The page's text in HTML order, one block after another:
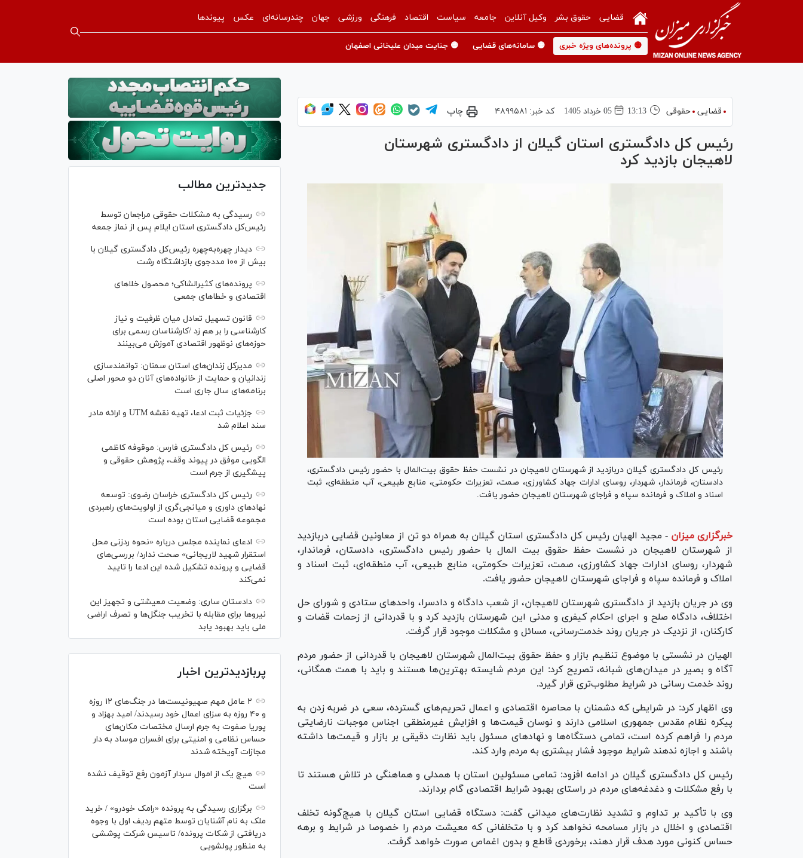
قضایی حقوق بشر وکیل آنلاین جامعه سیاست اقتصاد فرهنگی ورزشی جهان چندرسانه‌ای عکس پیوندها
🟡 پرونده‌های ویژه خبری 🟡 سامانه‌های قضایی 🟡 جنایت میدان علیخانی اصفهان
قضایی حقوقی 13:13 05 خرداد 1405 کد خبر: ۴۸۹۹۵۸۱ چاپ
رئیس کل دادگستری استان گیلان از دادگستری شهرستان
لاهیجان بازدید کرد
رئیس کل دادگستری گیلان دربازدید از شهرستان لاهیجان در نشست حفظ حقوق بیت‌المال با حضور رئیس دادگستری،
دادستان، فرماندار، شهردار، روسای ادارات جهاد کشاورزی، صمت، تعزیرات حکومتی، منابع طبیعی، آب منطقه‌ای، ثبت
اسناد و املاک و فرمانده سپاه و فراجای شهرستان لاهیجان حضور یافت.
خبرگزاری میزان - مجید الهیان رئیس کل دادگستری استان گیلان به همراه دو تن از معاونین قضایی دربازدید
از شهرستان لاهیجان در نشست حفظ حقوق بیت المال با حضور رئیس دادگستری، دادستان، فرماندار،
شهردار، روسای ادارات جهاد کشاورزی، صمت، تعزیرات حکومتی، منابع طبیعی، آب منطقه‌ای، ثبت اسناد و
املاک و فرمانده سپاه و فراجای شهرستان لاهیجان حضور یافت.
وی در جریان بازدید از دادگستری شهرستان لاهیجان، از شعب دادگاه و دادسرا، واحد‌های ستادی و شورای حل
اختلاف، دادگاه صلح و اجرای احکام کیفری و مدنی این شهرستان بازدید کرد و با قدردانی از زحمات قضات و
کارکنان، از نزدیک در جریان روند خدمت‌رسانی، مسائل و مشکلات موجود قرار گرفت.
الهیان در نشستی با موضوع تنظیم بازار و حفظ حقوق بیت‌المال شهرستان لاهیجان با قدردانی از حضور مردم
آگاه و بصیر در میدان‌های شبانه، تصریح کرد: این مردم شایسته بهترین‌ها هستند و باید با همت همگانی،
روند خدمت رسانی در شرایط مطلوب‌تری قرار گیرد.
وی اظهار کرد: در شرایطی که دشمنان با محاصره اقتصادی و اعمال تحریم‌های گسترده، سعی در ضربه زدن به
پیکره نظام مقدس جمهوری اسلامی دارند و نوسان قیمت‌ها و افزایش غیرمنطقی اجناس موجبات نارضایتی
مردم را فراهم کرده است، تمامی دستگاه‌ها و نهاد‌های مسئول باید نظارت دقیقی بر بازار و قیمت‌ها داشته
باشند و اجازه ندهند شرایط موجود فشار بیشتری به مردم وارد کند.
رئیس کل دادگستری گیلان در ادامه افزود: تمامی مسئولین استان با همدلی و هماهنگی در تلاش هستند تا
با رفع مشکلات و دغدغه‌های مردم در راستای بهبود شرایط اقتصادی گام بردارند.
وی با تأکید بر تداوم و تشدید نظارت‌های میدانی گفت: دستگاه قضایی استان گیلان با هیچ‌گونه تخلف
اقتصادی و اخلال در بازار مسامحه نخواهد کرد و با متخلفانی که معیشت مردم را خصوصا در شرایط و برهه
حساس کنونی مورد هدف قرار دهند، برخوردی قاطع و بدون اغماص صورت خواهد گرفت.
جدیدترین مطالب
رسیدگی به مشکلات حقوقی مراجعان توسط
رئیس‌کل دادگستری استان ایلام پس از نماز جمعه
دیدار چهره‌به‌چهره رئیس‌کل دادگستری گیلان با
بیش از ۱۰۰ مددجوی بازداشتگاه رشت
پرونده‌های کثیرالشاکی؛ محصول خلا‌های
اقتصادی و خطا‌های جمعی
قانون تسهیل تعادل میان ظرفیت و نیاز
کارشناسی را بر هم زد /کارشناسان رسمی برای
حوزه‌های نوظهور اقتصادی آموزش می‌بینند
مدیرکل زندان‌های استان سمنان: توانمندسازی
زندانیان و حمایت از خانواده‌های آنان دو محور اصلی
برنامه‌های سال جاری است
جزئیات ثبت ادعا، تهیه نقشه UTM و ارائه مادر
سند اعلام شد
رئیس کل دادگستری فارس: موقوفه کاظمی
الگویی موفق در پیوند وقف، پژوهش حقوقی و
پیشگیری از جرم است
رئیس کل دادگستری خراسان رضوی: توسعه
نهاد‌های داوری و میانجی‌گری از اولویت‌های راهبردی
مجموعه قضایی استان بوده است
ادعای نماینده مجلس درباره «نحوه ردزنی محل
استقرار شهید لاریجانی» صحت ندارد/ بررسی‌های
قضایی و پرونده تشکیل شده این ادعا را تایید
نمی‌کند
دادستان ساری: وضعیت معیشتی و تجهیز این
نیرو‌ها برای مقابله با تخریب جنگل‌ها و تصرف اراضی
ملی باید بهبود یابد
پربازدیدترین اخبار
۲ عامل مهم صهیونیست‌ها در جنگ‌های ۱۲ روزه
و ۴۰ روزه به سزای اعمال خود رسیدند/ امید بهزاد و
پوریا صفوت به جرم ارسال مختصات مکان‌های
حساس نظامی و امنیتی برای افسران موساد به دار
مجازات آویخته شدند
هیچ یک از اموال سردار آزمون رفع توقیف نشده
است
برگزاری رسیدگی به پرونده «رامک خودرو» / خرید
ملک به نام آشنایان توسط متهم ردیف اول با وجوه
دریافتی از شکات پرونده/ تاسیس شرکت پوششی
به منظور پولشویی